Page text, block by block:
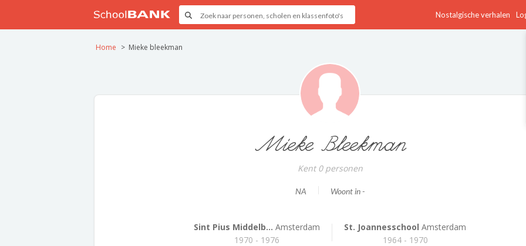
Nostalgische verhalen
Home Mieke bleekman
Mieke Bleekman
Kent 0 personen
NA Woont in -
Sint Pius Middelb... Amsterdam
1970 - 1976
St. Joannesschool Amsterdam
1964 - 1970